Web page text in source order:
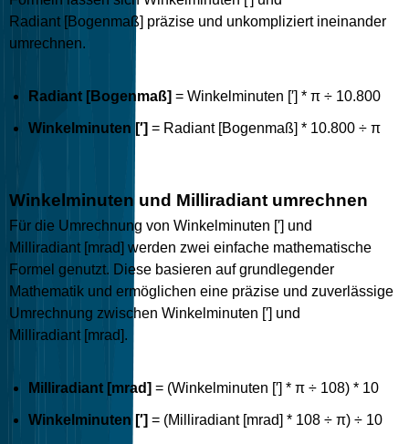
Radiant [Bogenmaß] präzise und unkompliziert ineinander
umrechnen.
Radiant [Bogenmaß] = Winkelminuten [′] * π ÷ 10.800
Winkelminuten [′] = Radiant [Bogenmaß] * 10.800 ÷ π
Winkelminuten und Milliradiant umrechnen
Für die Umrechnung von Winkelminuten [′] und
Milliradiant [mrad] werden zwei einfache mathematische
Formel genutzt. Diese basieren auf grundlegender
Mathematik und ermöglichen eine präzise und zuverlässige
Umrechnung zwischen Winkelminuten [′] und
Milliradiant [mrad].
Milliradiant [mrad] = (Winkelminuten [′] * π ÷ 108) * 10
Winkelminuten [′] = (Milliradiant [mrad] * 108 ÷ π) ÷ 10